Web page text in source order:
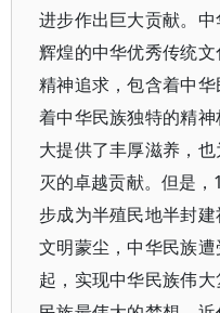
进步作出巨大贡献。
辉煌的中华优秀传统
精神追求，包含着中
着中华民族独特的精
大提供了丰厚滋养，
灭的卓越贡献。但是
步成为半殖民地半封建
文明蒙尘，中华民族
起，实现中华民族伟